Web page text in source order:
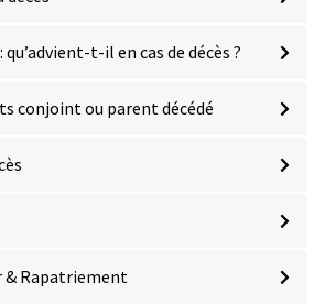
t-il en cas de décès ?
conjoint ou parent décédé
& Rapatriement